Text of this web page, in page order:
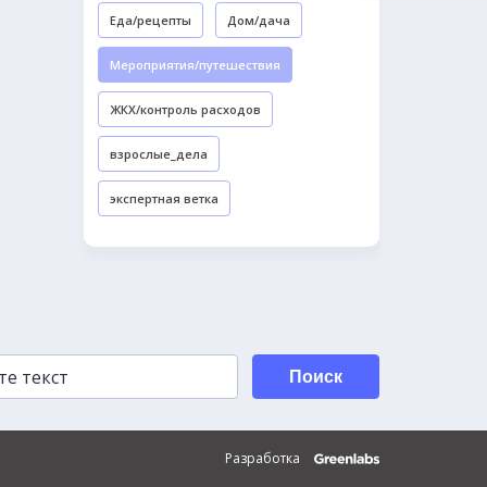
Еда/рецепты Дом/дача
Мероприятия/путешествия
ЖКХ/контроль расходов
взрослые_дела
экспертная ветка
Поиск
Разработка